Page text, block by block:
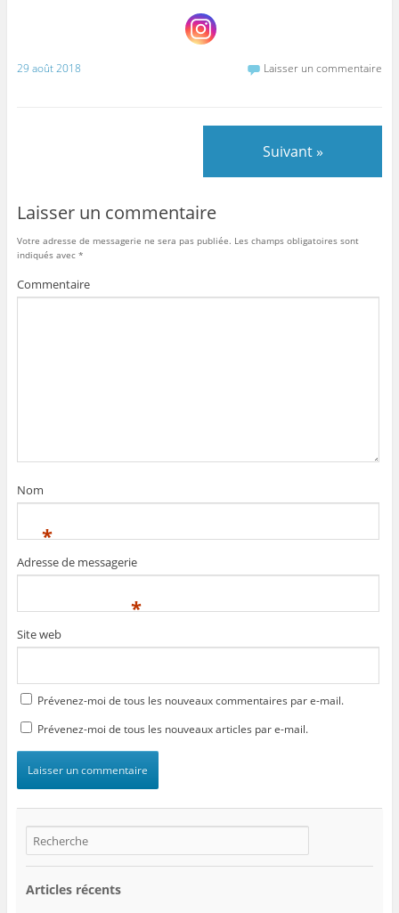
29 août 2018 Laisser un commentaire
Suivant »
Laisser un commentaire
Votre adresse de messagerie ne sera pas publiée. Les champs obligatoires sont
indiqués avec *
Commentaire
Nom
*
Adresse de messagerie
*
Site web
Prévenez-moi de tous les nouveaux commentaires par e-mail.
Prévenez-moi de tous les nouveaux articles par e-mail.
Articles récents